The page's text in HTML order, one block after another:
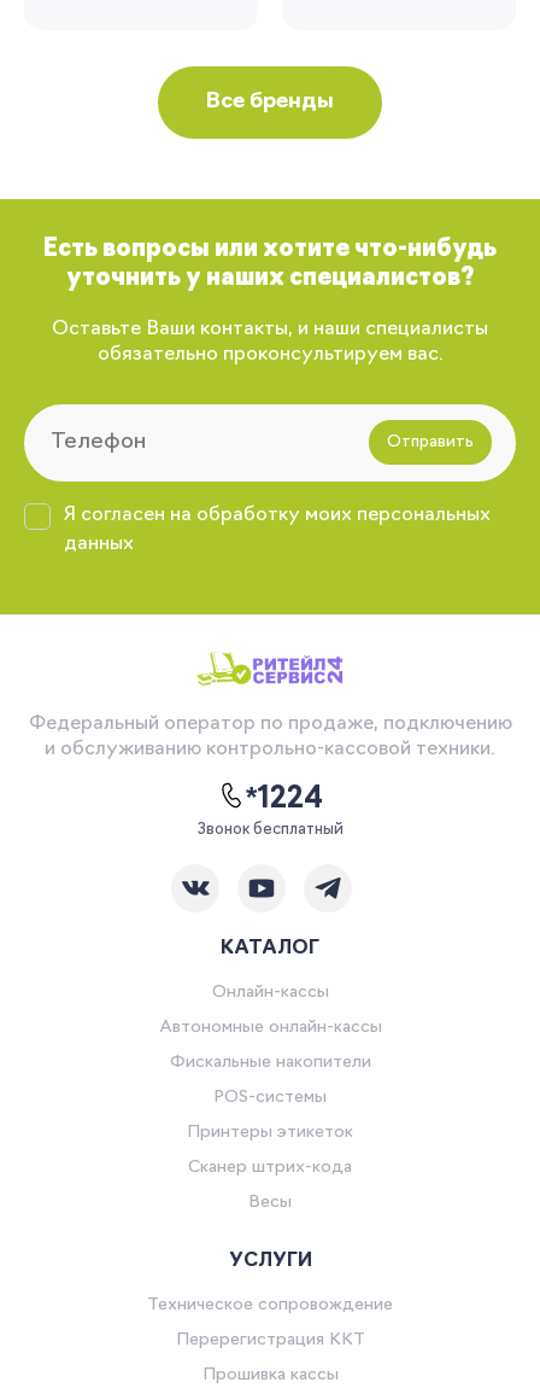
Все бренды
Есть вопросы или хотите что-нибудь
уточнить у наших специалистов?
Оставьте Ваши контакты, и наши специалисты
обязательно проконсультируем вас.
Отправить
Я согласен на обработку моих персональных
данных
Федеральный оператор по продаже, подключению
и обслуживанию контрольно-кассовой техники.
*1224
Звонок бесплатный
КАТАЛОГ
Онлайн-кассы
Автономные онлайн-кассы
Фискальные накопители
POS-системы
Принтеры этикеток
Сканер штрих-кода
Весы
УСЛУГИ
Техническое сопровождение
Перерегистрация ККТ
Прошивка кассы